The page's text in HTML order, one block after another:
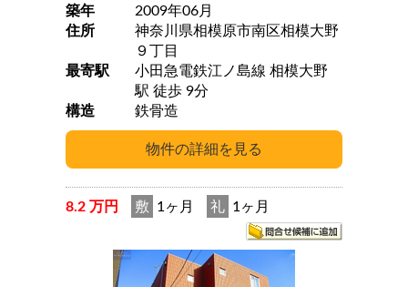
築年
2009年06月
住所
神奈川県相模原市南区相模大野
９丁目
最寄駅
小田急電鉄江ノ島線 相模大野
駅 徒歩 9分
構造
鉄骨造
8.2 万円 敷 1ヶ月 礼 1ヶ月